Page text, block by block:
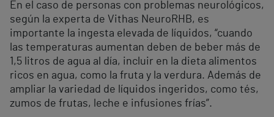
En el caso de personas con problemas neurológicos,
según la experta de Vithas NeuroRHB, es
importante la ingesta elevada de líquidos, “cuando
las temperaturas aumentan deben de beber más de
1,5 litros de agua al día, incluir en la dieta alimentos
ricos en agua, como la fruta y la verdura. Además de
ampliar la variedad de líquidos ingeridos, como tés,
zumos de frutas, leche e infusiones frías”.